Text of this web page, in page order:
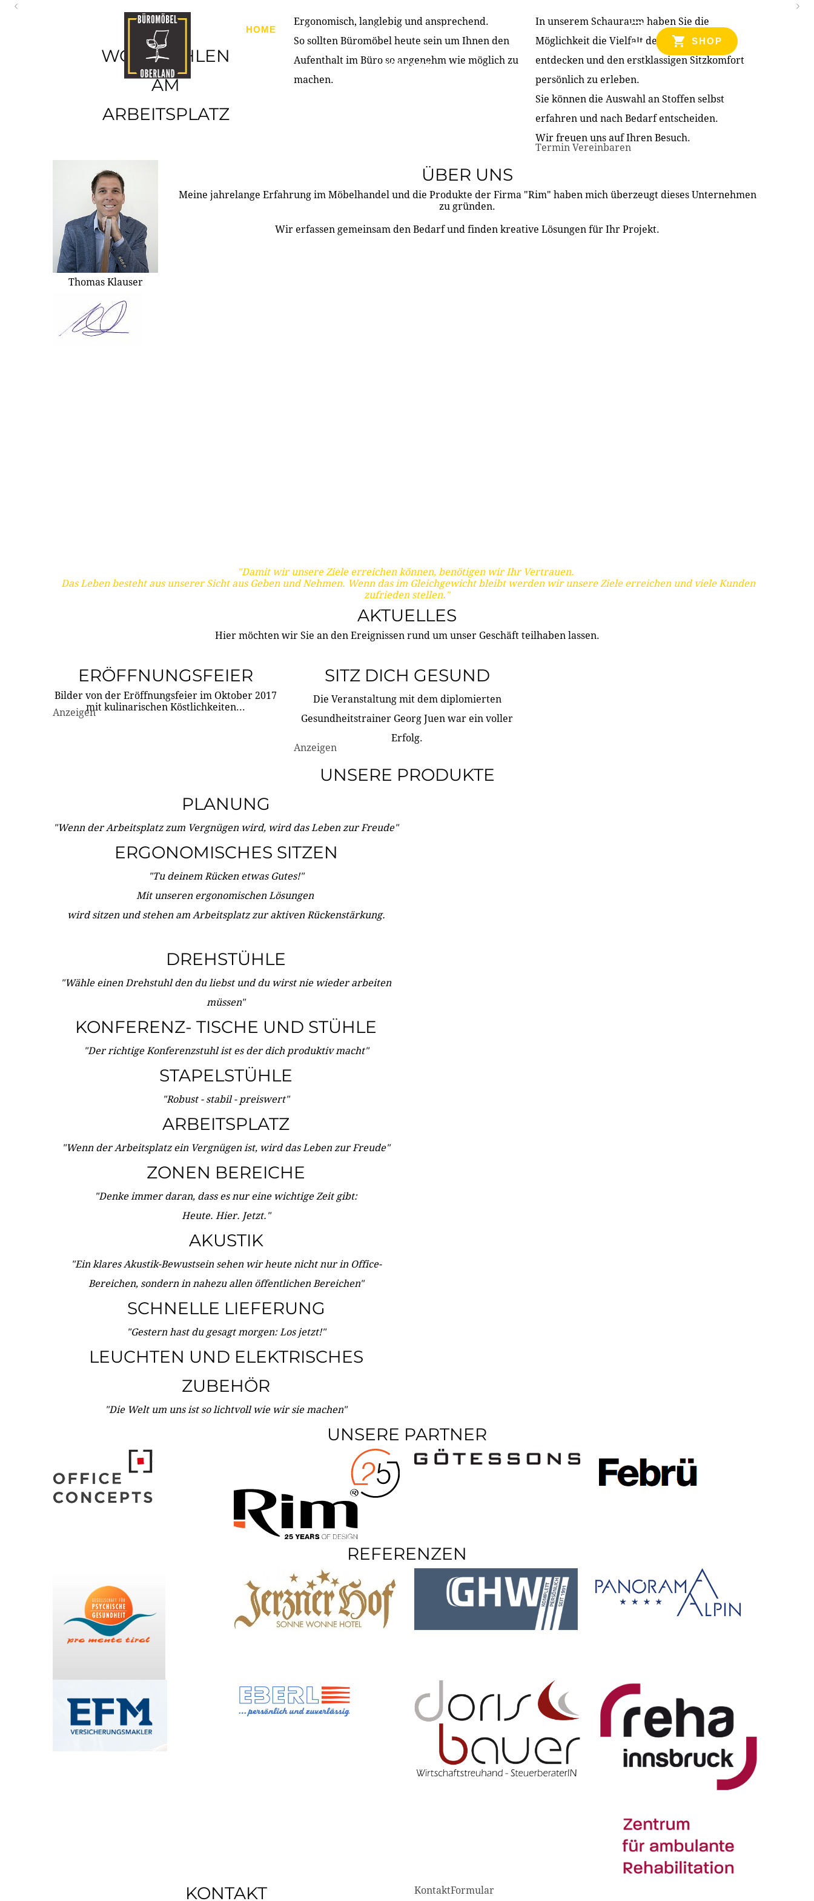
HOME PRODUKTE ÜBER UNS PARTNER & REFERENZEN
KONTAKT
SHOP
WOHLFÜHLEN
AM
ARBEITSPLATZ
Ergonomisch, langlebig und ansprechend.
So sollten Büromöbel heute sein um Ihnen den
Aufenthalt im Büro so angenehm wie möglich zu
machen.
In unserem Schauraum haben Sie die
Möglichkeit die Vielfalt der Produkte zu
entdecken und den erstklassigen Sitzkomfort
persönlich zu erleben.
Sie können die Auswahl an Stoffen selbst
erfahren und nach Bedarf entscheiden.
Wir freuen uns auf Ihren Besuch.
Termin Vereinbaren
Thomas Klauser
ÜBER UNS
Meine jahrelange Erfahrung im Möbelhandel und die Produkte der Firma "Rim" haben mich überzeugt dieses Unternehmen
zu gründen.
Wir erfassen gemeinsam den Bedarf und finden kreative Lösungen für Ihr Projekt.
"Damit wir unsere Ziele erreichen können, benötigen wir Ihr Vertrauen.
Das Leben besteht aus unserer Sicht aus Geben und Nehmen. Wenn das im Gleichgewicht bleibt werden wir unsere Ziele erreichen und viele Kunden
zufrieden stellen."
AKTUELLES
Hier möchten wir Sie an den Ereignissen rund um unser Geschäft teilhaben lassen.
ERÖFFNUNGSFEIER
Bilder von der Eröffnungsfeier im Oktober 2017
mit kulinarischen Köstlichkeiten...
Anzeigen
SITZ DICH GESUND
Die Veranstaltung mit dem diplomierten
Gesundheitstrainer Georg Juen war ein voller
Erfolg.
Anzeigen
UNSERE PRODUKTE
PLANUNG
"Wenn der Arbeitsplatz zum Vergnügen wird, wird das Leben zur Freude"
ERGONOMISCHES SITZEN
"Tu deinem Rücken etwas Gutes!"
Mit unseren ergonomischen Lösungen
wird sitzen und stehen am Arbeitsplatz zur aktiven Rückenstärkung.
DREHSTÜHLE
"Wähle einen Drehstuhl den du liebst und du wirst nie wieder arbeiten
müssen"
KONFERENZ- TISCHE UND STÜHLE
"Der richtige Konferenzstuhl ist es der dich produktiv macht"
STAPELSTÜHLE
"Robust - stabil - preiswert"
ARBEITSPLATZ
"Wenn der Arbeitsplatz ein Vergnügen ist, wird das Leben zur Freude"
ZONEN BEREICHE
"Denke immer daran, dass es nur eine wichtige Zeit gibt:
Heute. Hier. Jetzt."
AKUSTIK
"Ein klares Akustik-Bewustsein sehen wir heute nicht nur in Office-
Bereichen, sondern in nahezu allen öffentlichen Bereichen"
SCHNELLE LIEFERUNG
"Gestern hast du gesagt morgen: Los jetzt!"
LEUCHTEN UND ELEKTRISCHES
ZUBEHÖR
"Die Welt um uns ist so lichtvoll wie wir sie machen"
UNSERE PARTNER
REFERENZEN
KONTAKT KontaktFormular